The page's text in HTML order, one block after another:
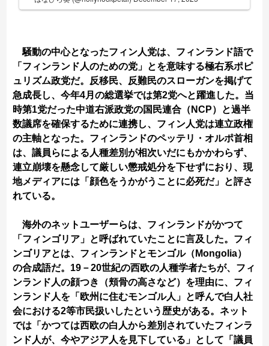
騒動の中心となったフィン人党は、フィンランド語で
「フィンランド人のための党」とを意味する極右系ポピ
ュリズム政党だ。反移民、反難民のスローガンを掲げて
急成長し、今年4月の総選挙では第2党へと躍進した。当
時第1党だった中道右派政党の国民連合（NCP）と過半
数議席を確保するために連携し、フィン人党は連立政権
の主軸となった。フィンランドのペッテリ・オルポ首相
は、議員らによる人種差別が相次いだにもかかわらず、
連立崩壊を懸念して厳しい懲戒処分を下せずにおり、現
地メディアには「顔色をうかがうことに必死だ」と評さ
れている。
海外のネットユーザーらは、フィンランドがかつて
「フィンゴリア」と呼ばれていたことに言及した。フィ
ンゴリアとは、フィンランドとモンゴル（Mongolia）
の合成語だ。19－20世紀の西欧の人種学者たちが、フィ
ンランド人の顔つき（頬骨の高さなど）を理由に、フィ
ンランド人を「欧州に住むモンゴル人」と呼んで白人社
会における2等市民扱いしたという歴史がある。ネット
では「かつては西欧の白人から差別されていたフィンラ
ンド人が、今やアジア人を見下している」として「議員